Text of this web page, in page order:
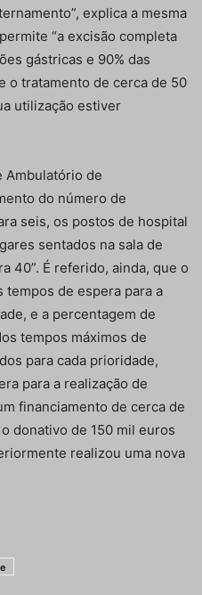
explica a mesma
“a excisão completa
gástricas e 90% das
o tratamento de cerca de 50
utilização estiver
Ambulatório de
do número de
seis, os postos de hospital
sentados na sala de
40”. É referido, ainda, que o
de espera para a
e a percentagem de
tempos máximos de
para cada prioridade,
para a realização de
financiamento de cerca de
donativo de 150 mil euros
realizou uma nova